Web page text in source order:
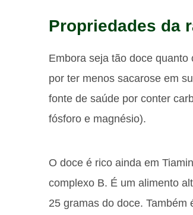
Propriedades da
Embora seja tão doce
por ter menos sacarose em
fonte de saúde por conter
fósforo e magnésio).
O doce é rico ainda em
complexo B. É um alimento
25 gramas do doce.